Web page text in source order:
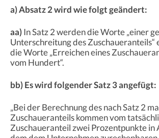
a) Absatz 2 wird wie folgt geändert:
aa)In Satz 2 werden die Worte „einer
Unterschreitung des Zuschaueranteils“
die Worte „Erreichen eines
vom Hundert“.
bb) Es wird folgender Satz 3 angefügt:
„Bei der Berechnung des nach Satz 2
Zuschaueranteils kommen vom
Zuschaueranteil zwei Prozentpunkte in